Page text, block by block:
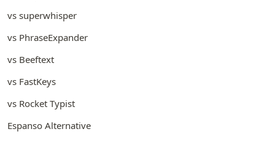
vs superwhisper
vs PhraseExpander
vs Beeftext
vs FastKeys
vs Rocket Typist
Espanso Alternative